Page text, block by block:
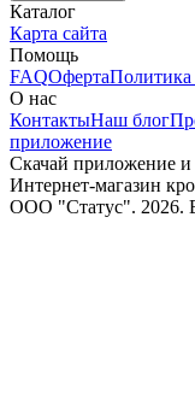
Каталог
Карта сайта
Помощь
FAQОфертаПолитика
О нас
КонтактыНаш блог
приложение
Скачай приложение и
Интернет-магазин
ООО "Статус". 2026.